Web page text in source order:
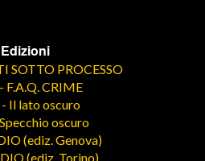
Edizioni
SOTTO PROCESSO
F.A.Q. CRIME
Il lato oscuro
oscuro
(ediz. Genova)
(ediz. Torino)